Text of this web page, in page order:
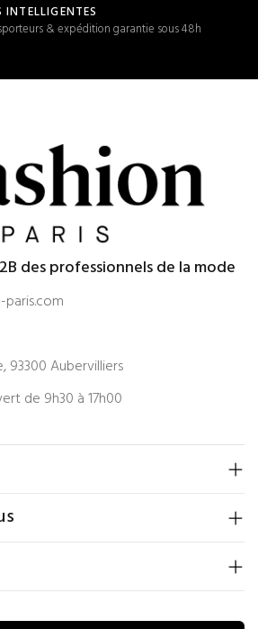
& expédition garantie sous 48h
des professionnels de la mode
paris.com
93300 Aubervilliers
de 9h30 à 17h00